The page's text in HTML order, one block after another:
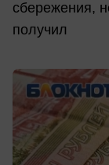
сбережения,
получил